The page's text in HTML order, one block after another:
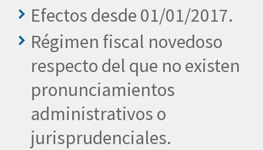
Efectos desde 01/01/2017.
Régimen fiscal novedoso
respecto del que no existen
pronunciamientos
administrativos o
jurisprudenciales.